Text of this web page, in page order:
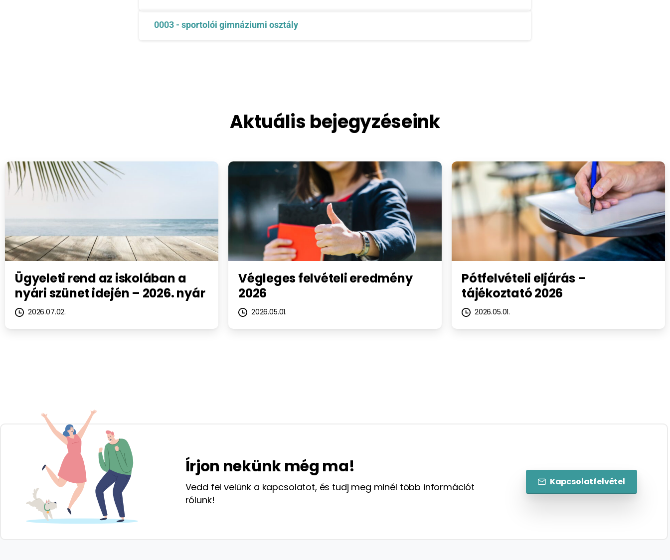
0003 - sportolói gimnáziumi osztály
Aktuális bejegyzéseink
Ügyeleti rend az iskolában a
nyári szünet idején – 2026. nyár
2026.07.02.
Végleges felvételi eredmény
2026
2026.05.01.
Pótfelvételi eljárás –
tájékoztató 2026
2026.05.01.
Írjon nekünk még ma!
Vedd fel velünk a kapcsolatot, és tudj meg minél több információt
rólunk!
Kapcsolatfelvétel